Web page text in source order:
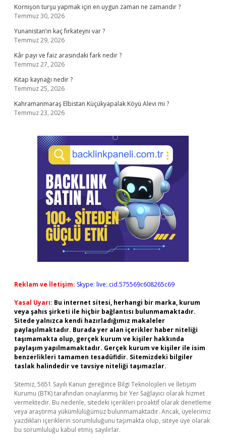
Kornişon turşu yapmak için en uygun zaman ne zamandır ?
Temmuz 30, 2026
Yunanistan’ın kaç fırkateyni var ?
Temmuz 29, 2026
Kâr payı ve faiz arasındaki fark nedir ?
Temmuz 27, 2026
Kitap kaynağı nedir ?
Temmuz 25, 2026
Kahramanmaraş Elbistan Küçükyapalak Köyü Alevi mi ?
Temmuz 23, 2026
Reklam ve İletişim: Skype: live:.cid.575569c608265c69
Yasal Uyarı: Bu internet sitesi, herhangi bir marka, kurum
veya şahıs şirketi ile hiçbir bağlantısı bulunmamaktadır.
Sitede yalnızca kendi hazırladığımız makaleler
paylaşılmaktadır. Burada yer alan içerikler haber niteliği
taşımamakta olup, gerçek kurum ve kişiler hakkında
paylaşım yapılmamaktadır. Gerçek kurum ve kişiler ile isim
benzerlikleri tamamen tesadüfidir. Sitemizdeki bilgiler
taslak halindedir ve tavsiye niteliği taşımazlar.
Sitemiz, 5651 Sayılı Kanun gereğince Bilgi Teknolojileri ve İletişim
Kurumu (BTK) tarafından onaylanmış bir Yer Sağlayıcı olarak hizmet
vermektedir. Bu nedenle, sitedeki içerikleri proaktif olarak denetleme
veya araştırma yükümlülüğümüz bulunmamaktadır. Ancak, üyelerimiz
yazdıkları içeriklerin sorumluluğunu taşımakta olup, siteye üye olarak
bu sorumluluğu kabul etmiş sayılırlar.